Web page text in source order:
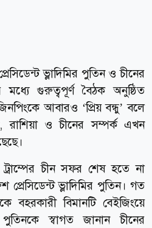
ভ্লাদিমির পুতিন ও চীনের
মধ্যে গুরুত্বপূর্ণ বৈঠক অনুষ্ঠিত
আবারও ‘প্রিয় বন্ধু’ বলে
ও চীনের সম্পর্ক এখন
ট্রাম্পের চীন সফর শেষ হতে না
ভ্লাদিমির পুতিন। গত
বহরকারী বিমানটি বেইজিংয়ে
স্বাগত জানান চীনের